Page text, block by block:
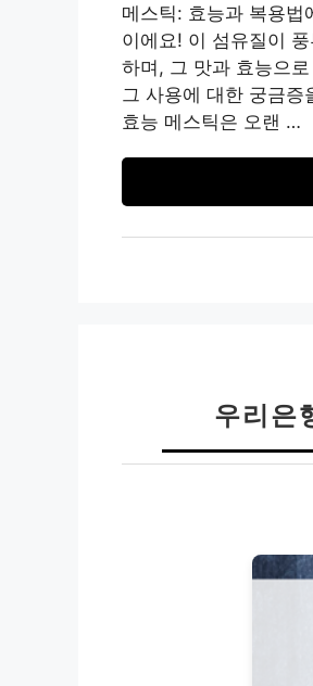
메스틱: 효능과 복용법
이에요! 이 섬유질이
하며, 그 맛과 효능으
그 사용에 대한 궁금증
효능 메스틱은 오랜 …
우리은